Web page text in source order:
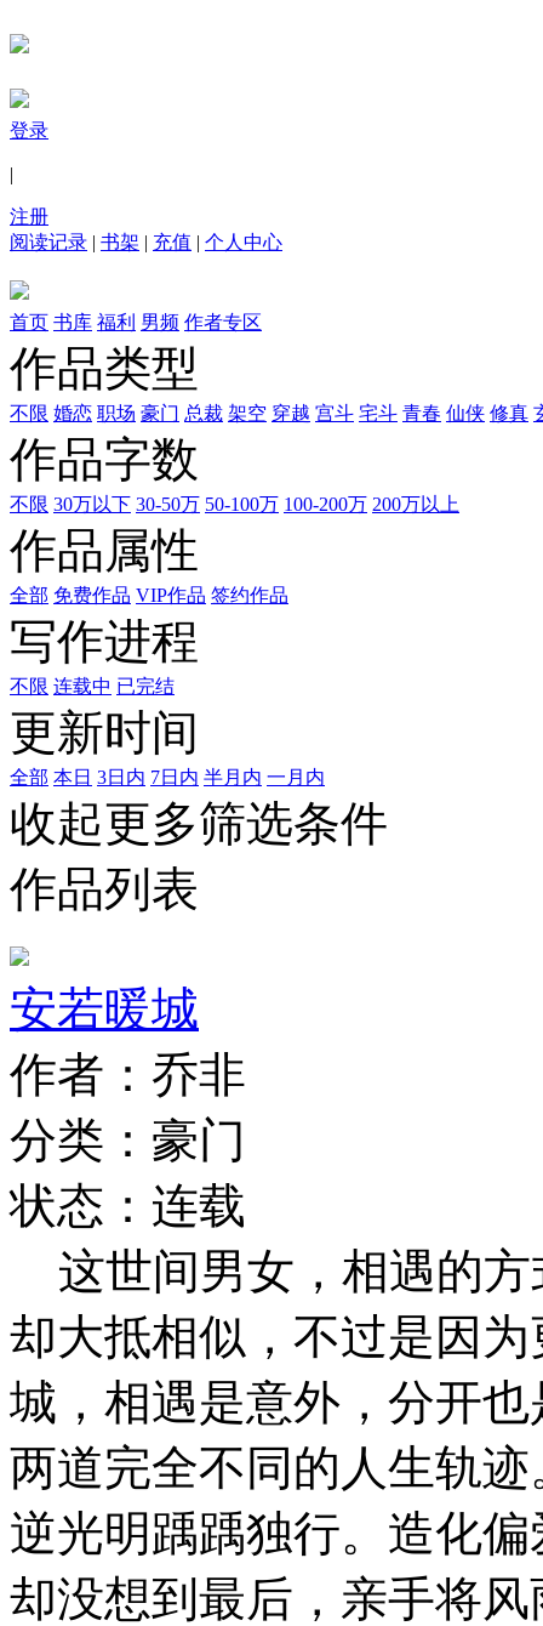
登录
|
注册
阅读记录 | 书架 | 充值 | 个人中心
首页 书库 福利 男频 作者专区
作品类型
不限 婚恋 职场 豪门 总裁 架空 穿越 宫斗 宅斗 青春 仙侠 修真
作品字数
不限 30万以下 30-50万 50-100万 100-200万 200万以上
作品属性
全部 免费作品 VIP作品 签约作品
写作进程
不限 连载中 已完结
更新时间
全部 本日 3日内 7日内 半月内 一月内
收起更多筛选条件
作品列表
安若暖城
作者：乔非
分类：豪门
状态：连载
这世间男女，相遇的方
却大抵相似，不过是因
城，相遇是意外，分开
两道完全不同的人生轨
逆光明踽踽独行。造化
却没想到最后，亲手将